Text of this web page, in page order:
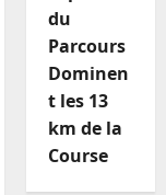
du
Parcours
Dominen
t les 13
km de la
Course